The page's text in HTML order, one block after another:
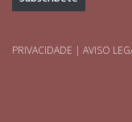
PRIVACIDADE | AVISO